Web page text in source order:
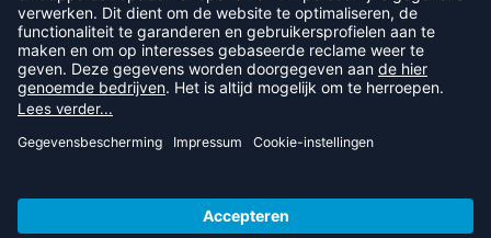
FOLLOW US